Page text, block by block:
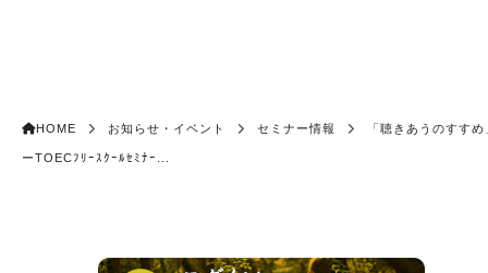
HOME お知らせ・イベント セミナー情報 「聴きあうのすすめ
ーTOECﾌﾘｰｽｸｰﾙｾﾐﾅｰ...